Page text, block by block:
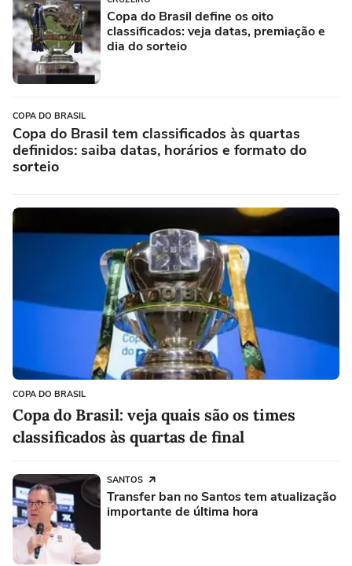
Copa do Brasil define os oito
classificados: veja datas, premiação e
dia do sorteio
COPA DO BRASIL
Copa do Brasil tem classificados às quartas
definidos: saiba datas, horários e formato do
sorteio
COPA DO BRASIL
Copa do Brasil: veja quais são os times
classificados às quartas de final
SANTOS
Transfer ban no Santos tem atualização
importante de última hora